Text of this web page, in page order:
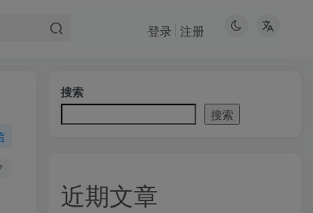
登录 注册
搜索
搜索
近期文章